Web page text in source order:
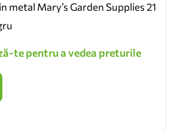
metal Mary’s Garden Supplies 21
te pentru a vedea preturile